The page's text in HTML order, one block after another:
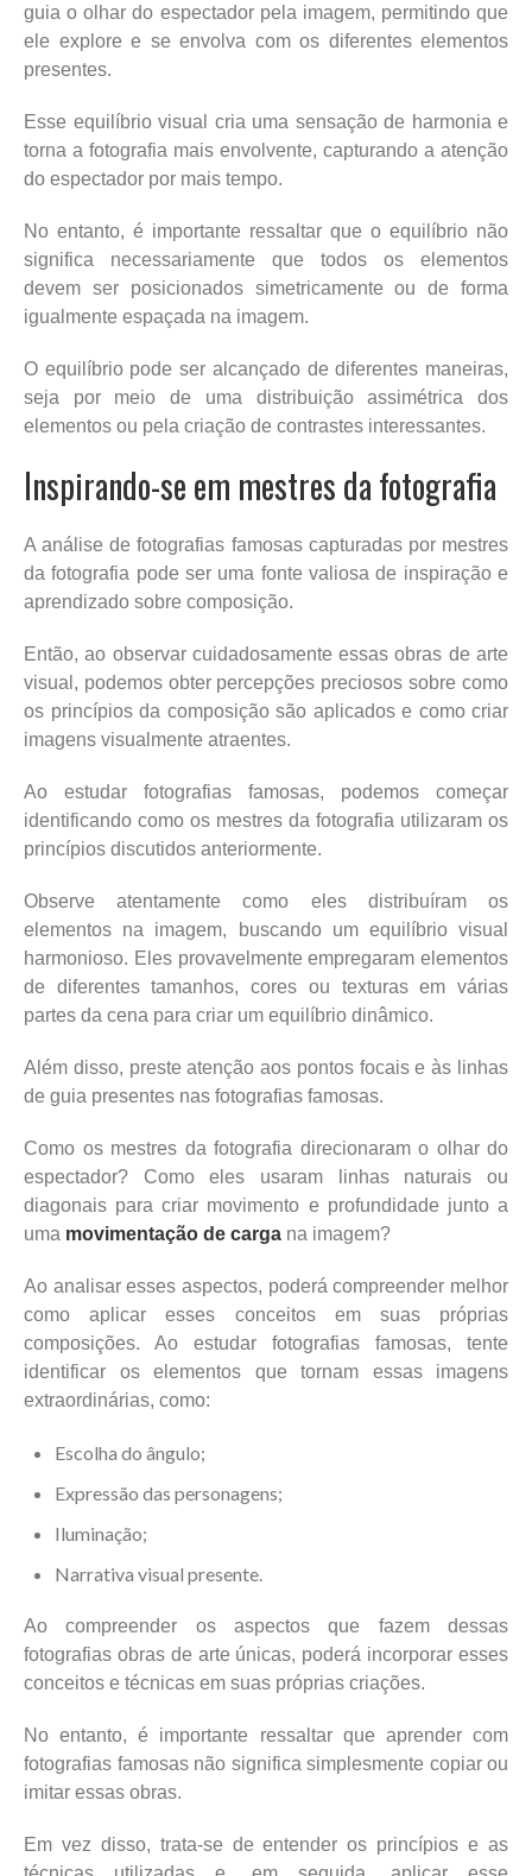
guia o olhar do espectador pela imagem, permitindo que
ele explore e se envolva com os diferentes elementos
presentes.
Esse equilíbrio visual cria uma sensação de harmonia e
torna a fotografia mais envolvente, capturando a atenção
do espectador por mais tempo.
No entanto, é importante ressaltar que o equilíbrio não
significa necessariamente que todos os elementos
devem ser posicionados simetricamente ou de forma
igualmente espaçada na imagem.
O equilíbrio pode ser alcançado de diferentes maneiras,
seja por meio de uma distribuição assimétrica dos
elementos ou pela criação de contrastes interessantes.
Inspirando-se em mestres da fotografia
A análise de fotografias famosas capturadas por mestres
da fotografia pode ser uma fonte valiosa de inspiração e
aprendizado sobre composição.
Então, ao observar cuidadosamente essas obras de arte
visual, podemos obter percepções preciosos sobre como
os princípios da composição são aplicados e como criar
imagens visualmente atraentes.
Ao estudar fotografias famosas, podemos começar
identificando como os mestres da fotografia utilizaram os
princípios discutidos anteriormente.
Observe atentamente como eles distribuíram os
elementos na imagem, buscando um equilíbrio visual
harmonioso. Eles provavelmente empregaram elementos
de diferentes tamanhos, cores ou texturas em várias
partes da cena para criar um equilíbrio dinâmico.
Além disso, preste atenção aos pontos focais e às linhas
de guia presentes nas fotografias famosas.
Como os mestres da fotografia direcionaram o olhar do
espectador? Como eles usaram linhas naturais ou
diagonais para criar movimento e profundidade junto a
uma movimentação de carga na imagem?
Ao analisar esses aspectos, poderá compreender melhor
como aplicar esses conceitos em suas próprias
composições. Ao estudar fotografias famosas, tente
identificar os elementos que tornam essas imagens
extraordinárias, como:
Escolha do ângulo;
Expressão das personagens;
Iluminação;
Narrativa visual presente.
Ao compreender os aspectos que fazem dessas
fotografias obras de arte únicas, poderá incorporar esses
conceitos e técnicas em suas próprias criações.
No entanto, é importante ressaltar que aprender com
fotografias famosas não significa simplesmente copiar ou
imitar essas obras.
Em vez disso, trata-se de entender os princípios e as